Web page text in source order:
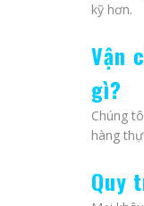
kỹ hơn.
Vận
gì?
Chúng
hàng
Quy